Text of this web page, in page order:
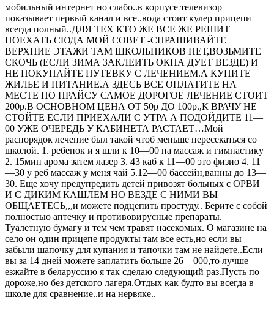
мобильный интернет но слабо..в корпусе телевизор
показывает первый канал и все..вода стоит кулер прицепи
всегда полный..ДЛЯ ТЕХ КТО ЖЕ ВСЕ ЖЕ РЕШИТ
ПОЕХАТЬ СЮДА МОЙ СОВЕТ -СПРАШИВАЙТЕ
ВЕРХНИЕ ЭТАЖИ ТАМ ШКОЛЬНИКОВ НЕТ,ВОЗЬМИТЕ
СКОЧЬ (ЕСЛИ ЗИМА ЗАКЛЕИТЬ ОКНА ДУЕТ ВЕЗДЕ) И
НЕ ПОКУПАЙТЕ ПУТЕВКУ С ЛЕЧЕНИЕМ.А КУПИТЕ
ЖИЛЬЕ И ПИТАНИЕ.А ЗДЕСЬ ВСЕ ОПЛАТИТЕ НА
МЕСТЕ ПО ПРАЙСУ САМОЕ ДОРОГОЕ ЛЕЧЕНИЕ СТОИТ
200р.В ОСНОВНОМ ЦЕНА ОТ 50р ДО 100р.,К ВРАЧУ НЕ
СТОЙТЕ ЕСЛИ ПРИЕХАЛИ С УТРА А ПОДОЙДИТЕ 11—
00 УЖЕ ОЧЕРЕДЬ У КАБИНЕТА РАСТАЕТ…Мой
распорядок лечение был такой чтоб меньше пересекаться со
школой. 1. ребенок и я шли к 10—00 на массаж и гимнастику
2. 15мин арома затем лазер 3. 43 каб к 11—00 это физио 4. 11
—30 у реб массаж у меня чай 5.12—00 бассейн,ванны до 13—
30. Еще хочу предупредить детей привозят больных с ОРВИ
И С ДИКИМ КАШЛЕМ НО ВЕЗДЕ С НИМИ ВЫ
ОБЩАЕТЕСЬ,,,и можете подцепить простуду.. Берите с собой
полностью аптечку и противовирусные препараты.
Туалетную бумагу и тем чем травят насекомых. О магазине на
село он один прицепе продукты там все есть,но если вы
забыли шапочку для купания и тапочки там не найдете..Если
вы за 14 дней можете заплатить больше 26—000,то лучше
езжайте в беларуссию я так сделаю следующий раз.Пусть по
дороже,но без детского лагеря.Отдых как будто вы всегда в
школе для сравнение..и на нервяке..